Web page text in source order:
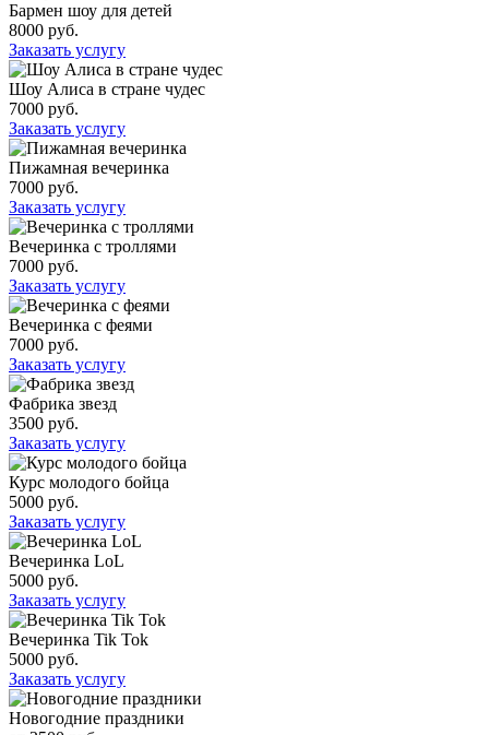
Бармен шоу для детей
8000 руб.
Заказать услугу
Шоу Алиса в стране чудес
7000 руб.
Заказать услугу
Пижамная вечеринка
7000 руб.
Заказать услугу
Вечеринка с троллями
7000 руб.
Заказать услугу
Вечеринка с феями
7000 руб.
Заказать услугу
Фабрика звезд
3500 руб.
Заказать услугу
Курс молодого бойца
5000 руб.
Заказать услугу
Вечеринка LoL
5000 руб.
Заказать услугу
Вечеринка Tik Tok
5000 руб.
Заказать услугу
Новогодние праздники